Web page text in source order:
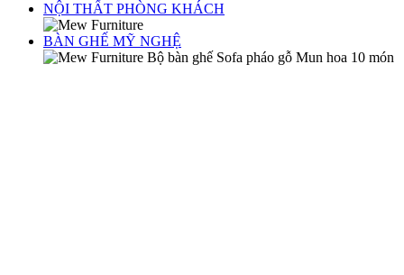
NỘI THẤT PHÒNG KHÁCH
BÀN GHẾ MỸ NGHỆ
Bộ bàn ghế Sofa pháo gỗ Mun hoa 10 món